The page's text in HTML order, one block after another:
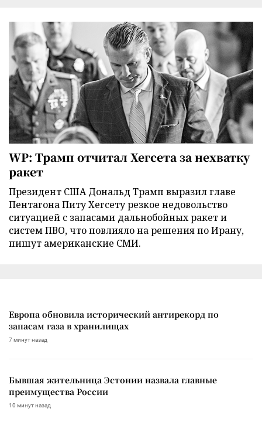
WP: Трамп отчитал Хегсета за нехватку
ракет
Президент США Дональд Трамп выразил главе
Пентагона Питу Хегсету резкое недовольство
ситуацией с запасами дальнобойных ракет и
систем ПВО, что повлияло на решения по Ирану,
пишут американские СМИ.
Европа обновила исторический антирекорд по
запасам газа в хранилищах
7 минут назад
Бывшая жительница Эстонии назвала главные
преимущества России
10 минут назад